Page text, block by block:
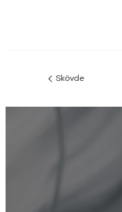
Forrige
:
Skövde